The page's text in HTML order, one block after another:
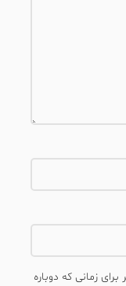
زمانی که دوباره